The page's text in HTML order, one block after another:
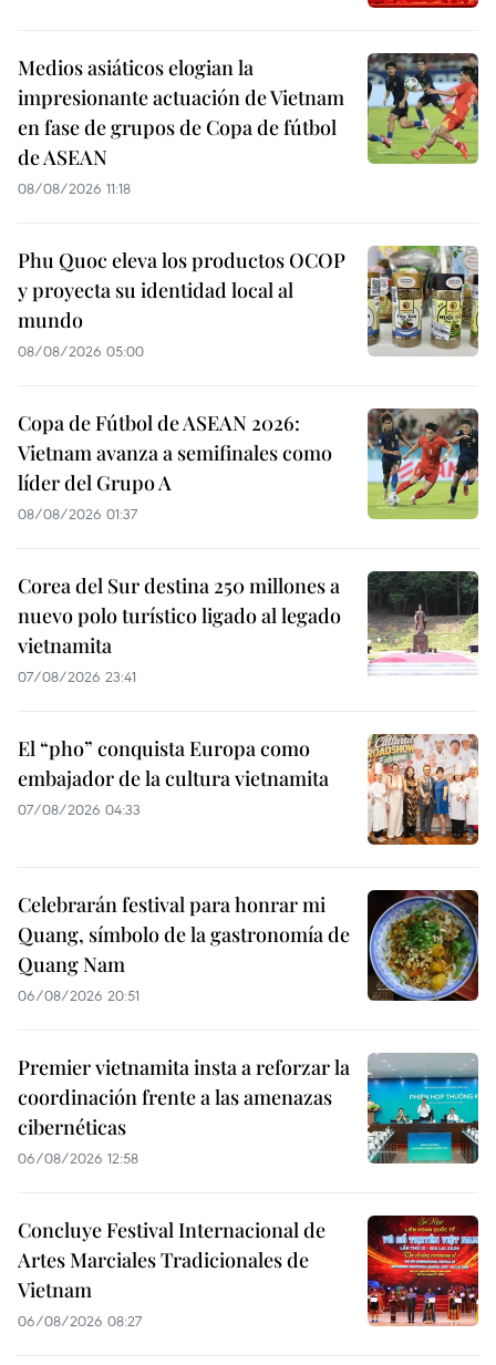
Medios asiáticos elogian la
impresionante actuación de Vietnam
en fase de grupos de Copa de fútbol
de ASEAN
08/08/2026 11:18
Phu Quoc eleva los productos OCOP
y proyecta su identidad local al
mundo
08/08/2026 05:00
Copa de Fútbol de ASEAN 2026:
Vietnam avanza a semifinales como
líder del Grupo A
08/08/2026 01:37
Corea del Sur destina 250 millones a
nuevo polo turístico ligado al legado
vietnamita
07/08/2026 23:41
El “pho” conquista Europa como
embajador de la cultura vietnamita
07/08/2026 04:33
Celebrarán festival para honrar mi
Quang, símbolo de la gastronomía de
Quang Nam
06/08/2026 20:51
Premier vietnamita insta a reforzar la
coordinación frente a las amenazas
cibernéticas
06/08/2026 12:58
Concluye Festival Internacional de
Artes Marciales Tradicionales de
Vietnam
06/08/2026 08:27